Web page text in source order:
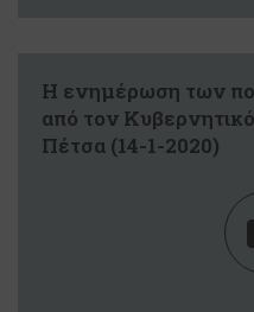
Η ενημέρωση των
από τον
Πέτσα (14-1-2020)